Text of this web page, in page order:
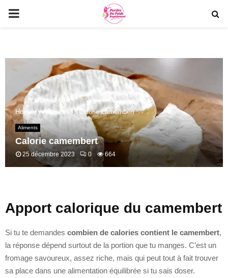
PRIMARY
Home Aliments Calorie camembert
Aliments
Calorie camembert
25 décembre 2023 0 664
Apport calorique du camembert
Si tu te demandes combien de calories contient le camembert,
la réponse dépend surtout de la portion que tu manges. C’est un
fromage savoureux, assez riche, mais qui peut tout à fait trouver
sa place dans une alimentation équilibrée si tu sais doser.